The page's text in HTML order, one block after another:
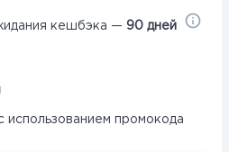
кешбэка — 90 дней
использованием промокода